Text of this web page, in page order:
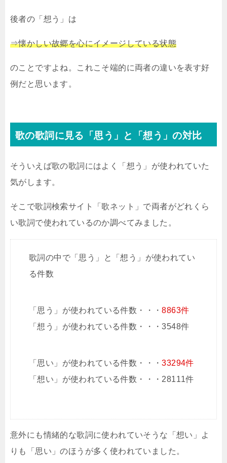
後者の「想う」は
⇒懐かしい故郷を心にイメージしている状態
のことですよね。これこそ端的に両者の違いを表す好
例だと思います。
歌の歌詞に見る「思う」と「想う」の対比
そういえば歌の歌詞にはよく「想う」が使われていた
気がします。
そこで歌詞検索サイト「歌ネット」で両者がどれくら
い歌詞で使われているのか調べてみました。
歌詞の中で「思う」と「想う」が使われてい
る件数
「思う」が使われている件数・・・8863件
「想う」が使われている件数・・・3548件
「思い」が使われている件数・・・33294件
「想い」が使われている件数・・・28111件
意外にも情緒的な歌詞に使われていそうな「想い」よ
りも「思い」のほうが多く使われていました。